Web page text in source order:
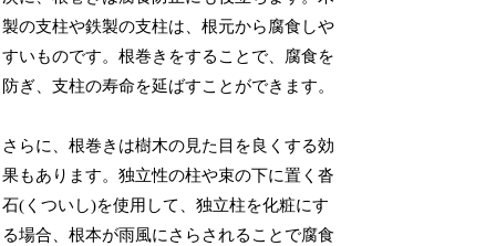
製の支柱や鉄製の支柱は、根元から腐食しや
すいものです。根巻きをすることで、腐食を
防ぎ、支柱の寿命を延ばすことができます。
さらに、根巻きは樹木の見た目を良くする効
果もあります。独立性の柱や束の下に置く沓
石(くついし)を使用して、独立柱を化粧にす
る場合、根本が雨風にさらされることで腐食